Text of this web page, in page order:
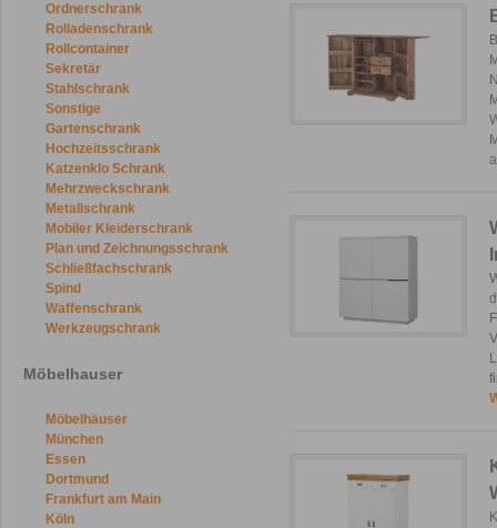
Ordnerschrank
Rolladenschrank
Rollcontainer
Sekretär
Stahlschrank
Sonstige
Gartenschrank
Hochzeitsschrank
Katzenklo Schrank
Mehrzweckschrank
Metallschrank
Mobiler Kleiderschrank
Plan und Zeichnungsschrank
Schließfachschrank
Spind
Waffenschrank
Werkzeugschrank
Möbelhauser
Möbelhäuser
München
Essen
Dortmund
Frankfurt am Main
Köln